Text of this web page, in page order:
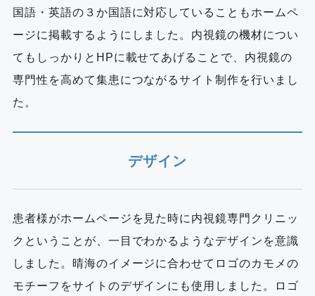
国語・英語の３か国語に対応していることもホームペ
ージに掲載するようにしました。内視鏡の機材につい
てもしっかりとHPに載せてあげることで、内視鏡の
専門性を高めて集患につながるサイト制作を行いまし
た。
デザイン
患者様がホームページを見た時に内視鏡専門クリニッ
クということが、一目でわかるようなデザインを意識
しました。晴海のイメージに合わせてロゴのカモメの
モチーフをサイトのデザインにも使用しました。ロゴ